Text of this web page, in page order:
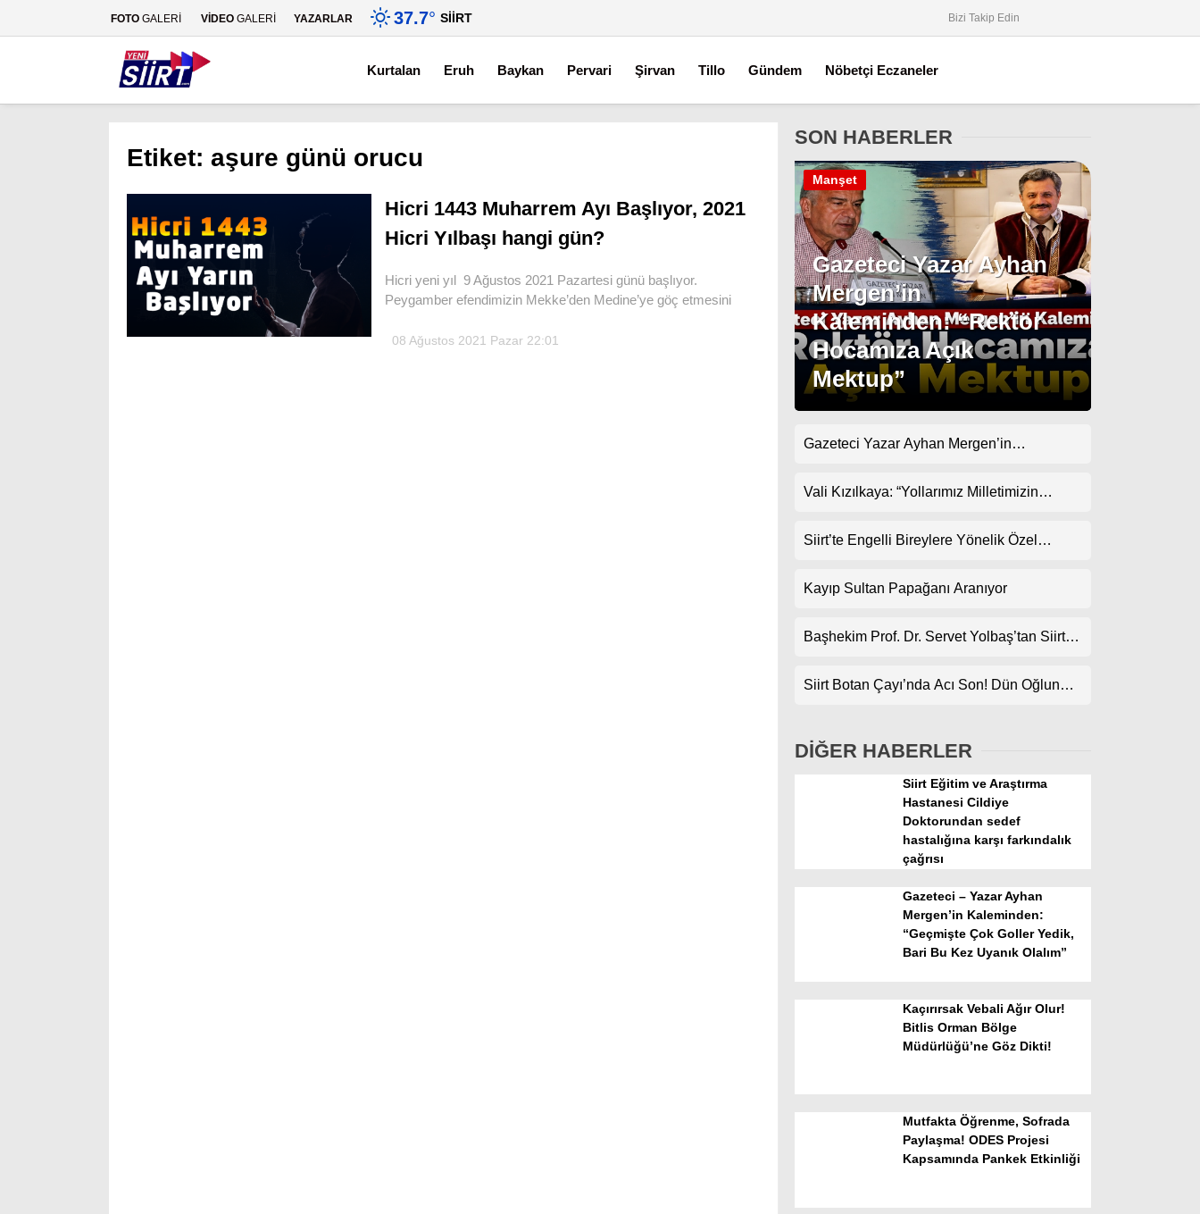
Gündem
Spor
Teknoloji
WhatsApp İhbar Hattı
FOTO GALERİ VİDEO GALERİ YAZARLAR 37.7° SIIRT Bizi Takip Edin
Kurtalan Eruh Baykan Pervari Şirvan Tillo Gündem Nöbetçi Eczaneler
Etiket: aşure günü orucu
Hicri 1443 Muharrem Ayı Başlıyor, 2021
Hicri Yılbaşı hangi gün?
Hicri yeni yıl 9 Ağustos 2021 Pazartesi günü başlıyor.
Peygamber efendimizin Mekke’den Medine’ye göç etmesini
08 Ağustos 2021 Pazar 22:01
SON HABERLER
Gazeteci Yazar Ayhan
Mergen’in
Kaleminden: “Rektör
Hocamıza Açık
Mektup”
Manşet
Gazeteci Yazar Ayhan Mergen’in
Koyulan Bir Dönem”
Vali Kızılkaya: “Yollarımız Milletimizin
Siirt’te Engelli Bireylere Yönelik Özel
Kayıp Sultan Papağanı Aranıyor
Başhekim Prof. Dr. Servet Yolbaş’tan Siirt’e
Siirt Botan Çayı’nda Acı Son! Dün Oğlunun,
DİĞER HABERLER
Siirt Eğitim ve Araştırma
Hastanesi Cildiye
Doktorundan sedef
hastalığına karşı farkındalık
çağrısı
Gazeteci – Yazar Ayhan
Mergen’in Kaleminden:
“Geçmişte Çok Goller Yedik,
Bari Bu Kez Uyanık Olalım”
Kaçırırsak Vebali Ağır Olur!
Bitlis Orman Bölge
Müdürlüğü’ne Göz Dikti!
Mutfakta Öğrenme, Sofrada
Paylaşma! ODES Projesi
Kapsamında Pankek Etkinliği